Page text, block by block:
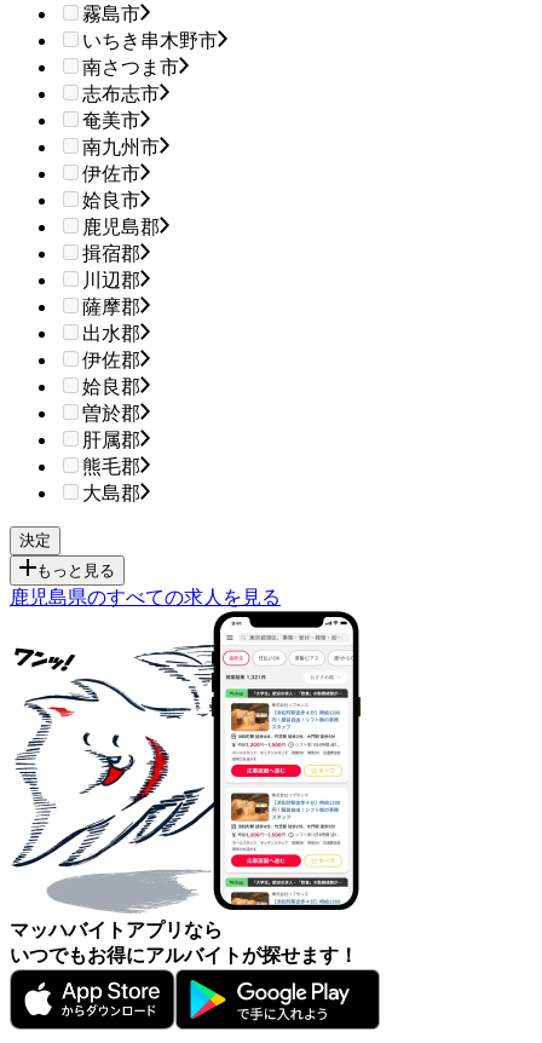
霧島市
いちき串木野市
南さつま市
志布志市
奄美市
南九州市
伊佐市
姶良市
鹿児島郡
揖宿郡
川辺郡
薩摩郡
出水郡
伊佐郡
姶良郡
曽於郡
肝属郡
熊毛郡
大島郡
もっと見る
鹿児島県のすべての求人を見る
マッハバイトアプリなら
いつでもお得にアルバイトが探せます！